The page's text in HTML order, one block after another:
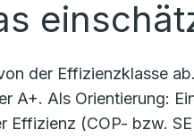
der Effizienzklasse
A+. Als Orientierung:
Effizienz (COP- bzw.